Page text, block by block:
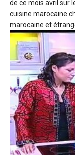
de ce mois avril sur
cuisine marocaine
marocaine et